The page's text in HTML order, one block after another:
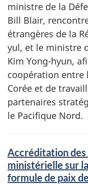
ministre de la
Bill Blair,
étrangères de la
yul, et le ministre
Kim Yong-hyun,
coopération entre
Corée et de
partenaires
le Pacifique Nord.
Accréditation des
ministérielle sur
formule de paix